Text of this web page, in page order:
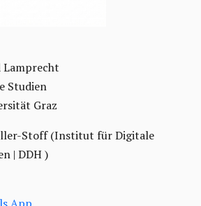
Lamprecht
Studien
Graz
Stoff (Institut für Digitale
| DDH )